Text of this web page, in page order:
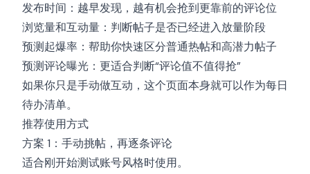
发布时间：越早发现，越有机会抢到更靠前的评论位
浏览量和互动量：判断帖子是否已经进入放量阶段
预测起爆率：帮助你快速区分普通热帖和高潜力帖子
预测评论曝光：更适合判断“评论值不值得抢”
如果你只是手动做互动，这个页面本身就可以作为每日
待办清单。
推荐使用方式
方案 1：手动挑帖，再逐条评论
适合刚开始测试账号风格时使用。